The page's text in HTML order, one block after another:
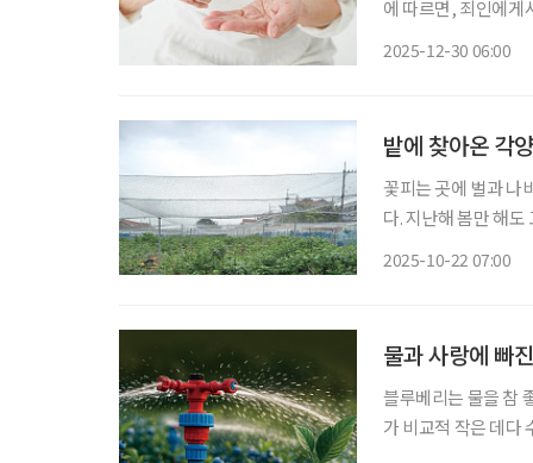
에 따르면, 죄인에게
2025-12-30 06:00
밭에 찾아온 각
꽃피는 곳에 벌과 나
다. 지난해 봄만 해
2025-10-22 07:00
물과 사랑에 빠
블루베리는 물을 참
가 비교적 작은 데다